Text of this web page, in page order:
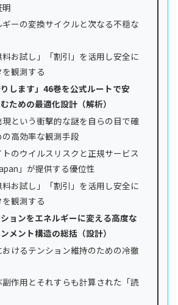
ーの変換サイクルと次なる不穏な
お試し」「割引」を活用し安全に
観測する
りします」46巻を公式ルートで安
ための最適化設計（解析）
という衝撃的な謎を自らの目で確
高効率な観測手段
のウイルスリスクと正規サービス
」が提供する優位性
お試し」「割引」を活用し安全に
観測する
ョンをエネルギーに変える高度な
メント構造の総括（設計）
けるテンション維持のための冷徹
作用とそれすらも計算された「読